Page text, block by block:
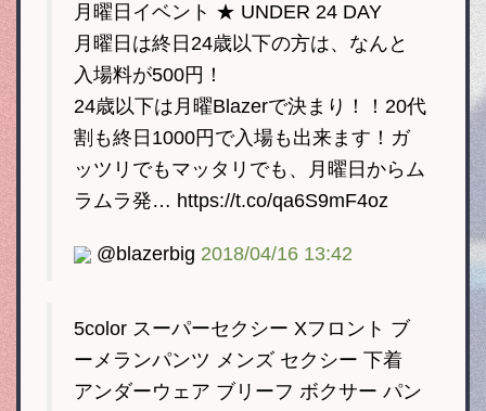
月曜日イベント ★ UNDER 24 DAY
月曜日は終日24歳以下の方は、なんと
入場料が500円！
24歳以下は月曜Blazerで決まり！！20代
割も終日1000円で入場も出来ます！ガ
ッツリでもマッタリでも、月曜日からム
ラムラ発… https://t.co/qa6S9mF4oz
@blazerbig 2018/04/16 13:42
5color スーパーセクシー Xフロント ブ
ーメランパンツ メンズ セクシー 下着
アンダーウェア ブリーフ ボクサー パン